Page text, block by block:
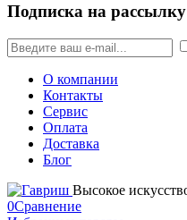
Подписка на рассылку
О компании
Контакты
Сервис
Оплата
Доставка
Блог
Высокое
0Сравнение